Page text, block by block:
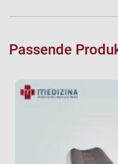
Passende